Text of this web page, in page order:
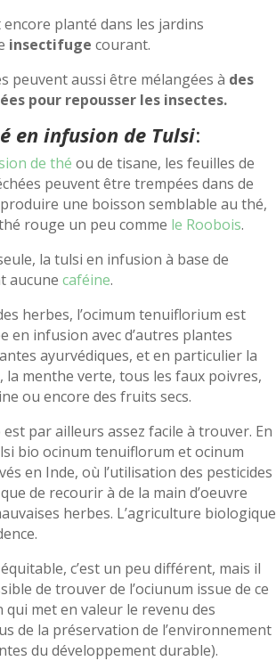
encore planté dans les jardins
insectifuge courant.
peuvent aussi être mélangées à des
pour repousser les insectes.
en infusion de Tulsi:
de thé ou de tisane, les feuilles de
peuvent être trempées dans de
une boisson semblable au thé,
rouge un peu comme le Roobois.
la tulsi en infusion à base de
aucune caféine.
herbes, l’ocimum tenuiflorium est
en infusion avec d’autres plantes
ayurvédiques, et en particulier la
la menthe verte, tous les faux poivres,
ou encore des fruits secs.
par ailleurs assez facile à trouver. En
bio ocinum tenuiflorum et ocinum
en Inde, où l’utilisation des pesticides
de recourir à de la main d’oeuvre
herbes. L’agriculture biologique
c’est un peu différent, mais il
de trouver de l’ociunum issue de ce
met en valeur le revenu des
de la préservation de l’environnement
du développement durable).